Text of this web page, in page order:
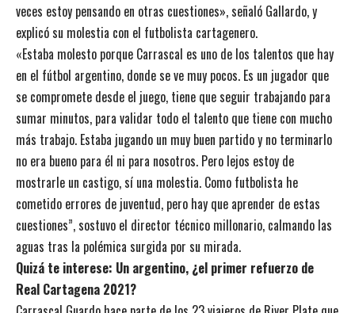
veces estoy pensando en otras cuestiones», señaló Gallardo, y
explicó su molestia con el futbolista cartagenero.
«Estaba molesto porque Carrascal es uno de los talentos que hay
en el fútbol argentino, donde se ve muy pocos. Es un jugador que
se compromete desde el juego, tiene que seguir trabajando para
sumar minutos, para validar todo el talento que tiene con mucho
más trabajo. Estaba jugando un muy buen partido y no terminarlo
no era bueno para él ni para nosotros. Pero lejos estoy de
mostrarle un castigo, sí una molestia. Como futbolista he
cometido errores de juventud, pero hay que aprender de estas
cuestiones”, sostuvo el director técnico millonario, calmando las
aguas tras la polémica surgida por su mirada.
Quizá te interese: Un argentino, ¿el primer refuerzo de
Real Cartagena 2021?